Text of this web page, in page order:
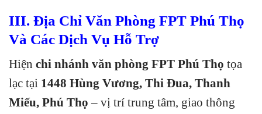
III. Địa Chỉ Văn Phòng FPT Phú Thọ
Và Các Dịch Vụ Hỗ Trợ
Hiện chi nhánh văn phòng FPT Phú Thọ tọa
lạc tại 1448 Hùng Vương, Thi Đua, Thanh
Miếu, Phú Thọ – vị trí trung tâm, giao thông